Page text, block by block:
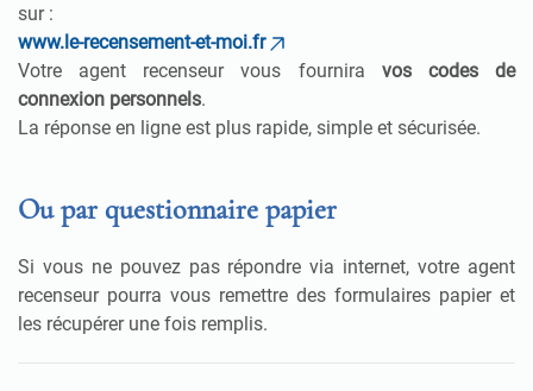
sur :
www.le-recensement-et-moi.fr
Votre agent recenseur vous fournira vos codes de
connexion personnels.
La réponse en ligne est plus rapide, simple et sécurisée.
Ou par questionnaire papier
Si vous ne pouvez pas répondre via internet, votre agent
recenseur pourra vous remettre des formulaires papier et
les récupérer une fois remplis.